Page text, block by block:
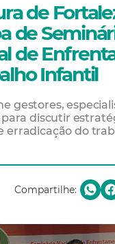
de
de
de
Infantil
gestores,
discutir
erradicação do
Compartilhe: